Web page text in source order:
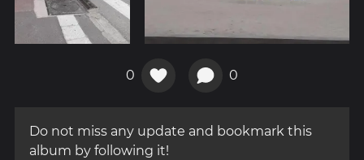
0 0
Do not miss any update and bookmark this
album by following it!